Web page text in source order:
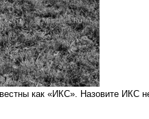
как «ИКС». Назовите ИКС